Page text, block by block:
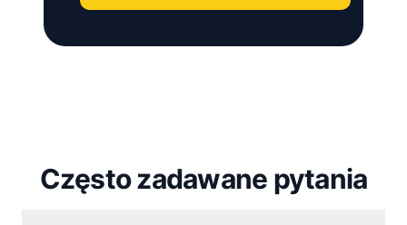
Często zadawane pytania